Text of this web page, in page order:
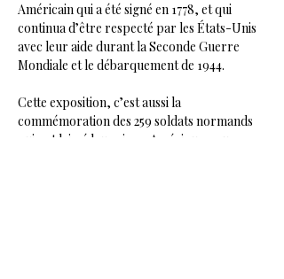
Américain qui a été signé en 1778, et qui
continua d’être respecté par les États-Unis
avec leur aide durant la Seconde Guerre
Mondiale et le débarquement de 1944.
Cette exposition, c’est aussi la
commémoration des 259 soldats normands
qui ont laissé leur vie en Amérique pour